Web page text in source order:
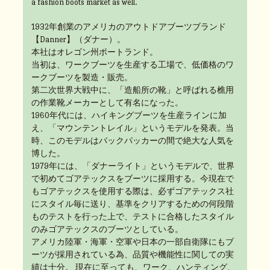
a fashion boots market as well.
1932年創業のアメリカのアウトドアブーツブランド
【Danner】（ダナー）。
本社はオレゴン州ポートランド。
当初は、ワークブーツを生産する工場で、低価格のワ
ークブーツを製造・販売。
第二次世界大戦中に、「造船所の靴」と呼ばれる樵用
の作業靴メーカーとして有名になった。
1960年代には、ハイキングブーツを生産ラインに加
え、「マウンテントレイル」というモデルを発表。当
時、このモデルはバックパッカーの間で絶大な人気を
博した。
1979年には、「ダナーライト」というモデルで、世界
で初めてゴアテックスをブーツに採用する。今現在で
もゴアテックスを使用する際は、必ずゴアテックス社
にスタイル毎に送り、基準をクリアするための何段階
ものテストを行った上で、テストに合格したスタイル
のみゴアテックスのブーツとしている。
アメリカ陸軍・海軍・空軍や日本の一部自衛隊にもブ
ーツが採用されている為、品質や機能性に関しての実
績は十分。 現在に至っても、ワーク、ハンティング、